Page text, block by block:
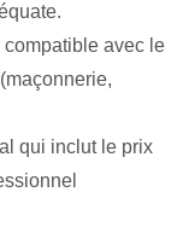
compatible avec le
qui inclut le prix